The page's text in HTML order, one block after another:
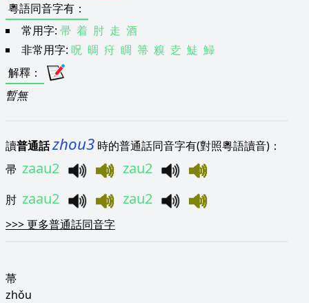
粵語同音字有 ：
常用字: 帚 着 肘 走 酒
非常用字: 呪 晭 疛 睭 箒 糗 赱 鯐 鯞
解釋 ：
暫無
讀普通話zhou3 時的普通話同音字有(對照粵語讀音)：
帚 zaau2 zau2
肘 zaau2 zau2
>>>更多普通話同音字
菷
zhǒu